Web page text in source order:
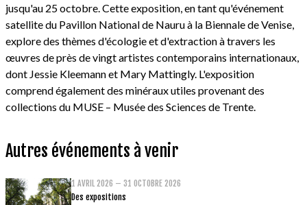
jusqu'au 25 octobre. Cette exposition, en tant qu'événement
satellite du Pavillon National de Nauru à la Biennale de Venise,
explore des thèmes d'écologie et d'extraction à travers les
œuvres de près de vingt artistes contemporains internationaux,
dont Jessie Kleemann et Mary Mattingly. L'exposition
comprend également des minéraux utiles provenant des
collections du MUSE – Musée des Sciences de Trente.
Autres événements à venir
1 AVRIL 2026 – 31 OCTOBRE 2026
Des expositions